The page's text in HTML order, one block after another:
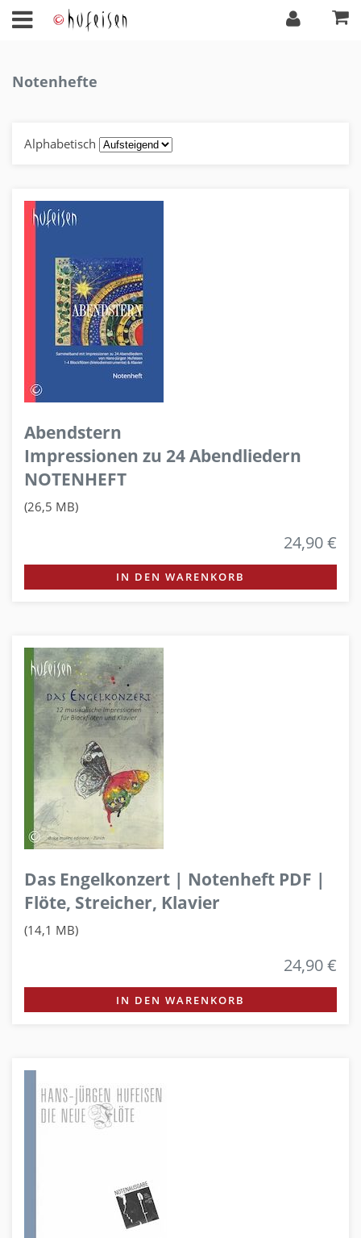
Notenhefte
Alphabetisch
Abendstern
Impressionen zu 24 Abendliedern
NOTENHEFT
(26,5 MB)
24,90 €
IN DEN WARENKORB
Das Engelkonzert | Notenheft PDF |
Flöte, Streicher, Klavier
(14,1 MB)
24,90 €
IN DEN WARENKORB